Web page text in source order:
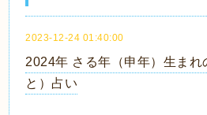
2023-12-24 01:40:00
2024年 さる年（申年）生ま
と）占い